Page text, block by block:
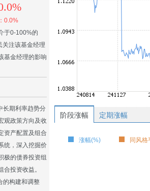
0.0%
于0-100%的
关注该基金经理
基金经理的影响
长期利率趋势分
观政策方向及收
资产配置及组合
统，深入挖掘价
极的债券投资组
投资收益。
的构建和调整
阶段涨幅 定期涨幅
涨幅(%) 同风格